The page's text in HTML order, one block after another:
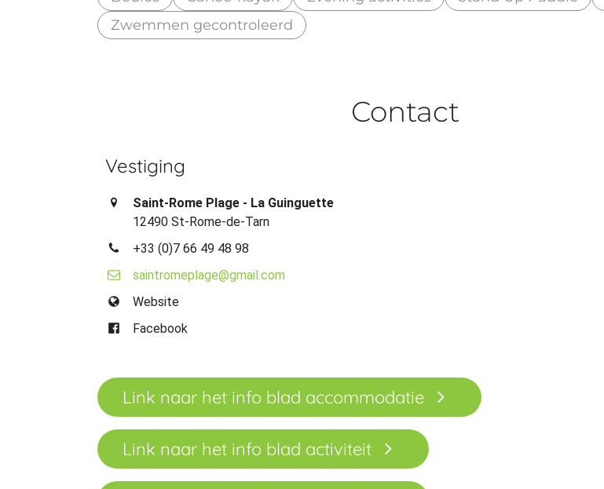
Zwemmen gecontroleerd
Contact
Vestiging
Saint-Rome Plage - La Guinguette
12490 St-Rome-de-Tarn
+33 (0)7 66 49 48 98
saintromeplage@gmail.com
Website
Facebook
Link naar het info blad accommodatie
Link naar het info blad activiteit